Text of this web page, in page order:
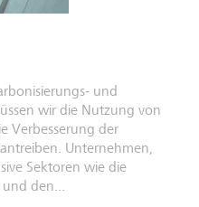
und
wir die Nutzung von
Verbesserung der
Unternehmen,
Sektoren wie die
und den...